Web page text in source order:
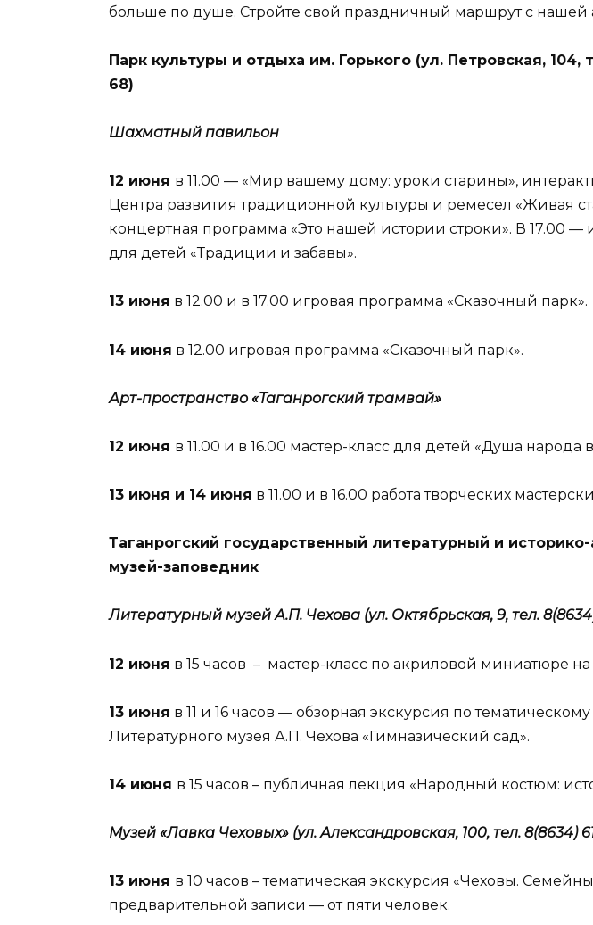
больше по душе. Стройте свой праздничный маршрут с
Парк культуры и отдыха им. Горького (ул. Петровская, 104,
68)
Шахматный павильон
12 июня в 11.00 — «Мир вашему дому: уроки старины»,
Центра развития традиционной культуры и ремесел «Живая
концертная программа «Это нашей истории строки». В 17.00 —
для детей «Традиции и забавы».
13 июня в 12.00 и в 17.00 игровая программа «Сказочный парк».
14 июня в 12.00 игровая программа «Сказочный парк».
Арт-пространство «Таганрогский трамвай»
12 июня в 11.00 и в 16.00 мастер-класс для детей «Душа народа
13 июня и 14 июня в 11.00 и в 16.00 работа творческих
Таганрогский государственный литературный и
музей-заповедник
Литературный музей А.П. Чехова (ул. Октябрьская, 9, тел.
12 июня в 15 часов – мастер-класс по акриловой миниатюре на
13 июня в 11 и 16 часов — обзорная экскурсия по
Литературного музея А.П. Чехова «Гимназический сад».
14 июня в 15 часов – публичная лекция «Народный костюм:
Музей «Лавка Чеховых» (ул. Александровская, 100, тел. 8(8634)
13 июня в 10 часов – тематическая экскурсия «Чеховы.
предварительной записи — от пяти человек.